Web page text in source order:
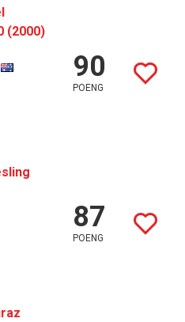
(2000)
90
POENG
87
POENG